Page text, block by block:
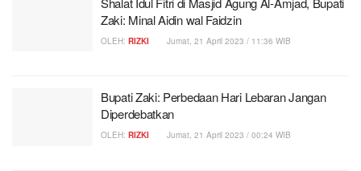
Zaki: Minal Aidin wal Faidzin
OLEH: RIZKI Jumat, 21 April 2023 / 11:36 WIB
Bupati Zaki: Perbedaan Hari Lebaran Jangan
Diperdebatkan
OLEH: RIZKI Jumat, 21 April 2023 / 00:24 WIB